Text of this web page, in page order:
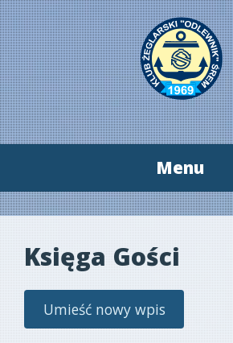
Menu
Przeskocz
do
Księga Gości